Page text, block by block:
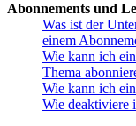
Abonnements und
Was ist der
einem
Wie kann ich
Thema
Wie kann ich
Wie deaktiviere